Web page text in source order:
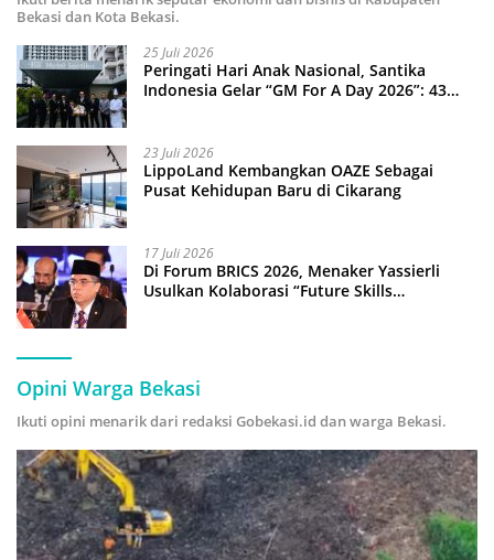
Bekasi dan Kota Bekasi.
25 Juli 2026
Peringati Hari Anak Nasional, Santika
Indonesia Gelar “GM For A Day 2026”: 43
23 Juli 2026
LippoLand Kembangkan OAZE Sebagai
Pusat Kehidupan Baru di Cikarang
17 Juli 2026
Di Forum BRICS 2026, Menaker Yassierli
Usulkan Kolaborasi “Future Skills
Opini Warga Bekasi
Ikuti opini menarik dari redaksi Gobekasi.id dan warga Bekasi.